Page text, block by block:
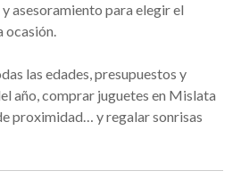
asesoramiento para elegir el
ocasión.
las edades, presupuestos y
año, comprar juguetes en Mislata
proximidad… y regalar sonrisas